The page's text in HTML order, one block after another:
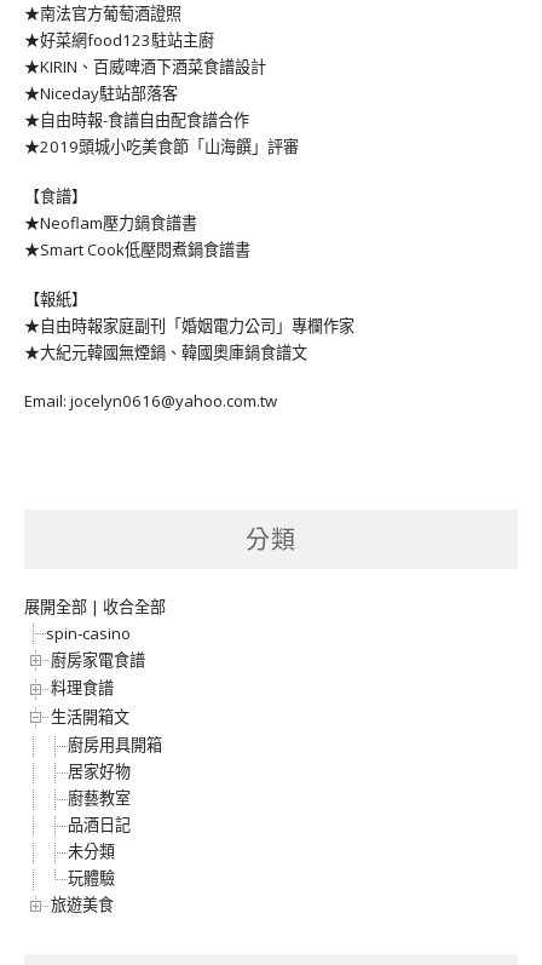
★南法官方葡萄酒證照
★好菜網food123駐站主廚
★KIRIN、百威啤酒下酒菜食譜設計
★Niceday駐站部落客
★自由時報-食譜自由配食譜合作
★2019頭城小吃美食節「山海饌」評審
【食譜】
★Neoflam壓力鍋食譜書
★Smart Cook低壓悶煮鍋食譜書
【報紙】
★自由時報家庭副刊「婚姻電力公司」專欄作家
★大紀元韓國無煙鍋、韓國奧庫鍋食譜文
Email: jocelyn0616@yahoo.com.tw
分類
展開全部 | 收合全部
spin-casino
廚房家電食譜
料理食譜
生活開箱文
廚房用具開箱
居家好物
廚藝教室
品酒日記
未分類
玩體驗
旅遊美食